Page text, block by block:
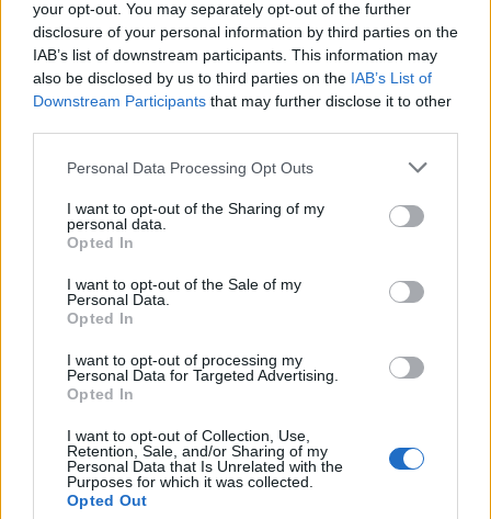
your opt-out. You may separately opt-out of the further
disclosure of your personal information by third parties on the
IAB’s list of downstream participants. This information may
also be disclosed by us to third parties on the IAB’s List of
Downstream Participants that may further disclose it to other
Personal Data Processing Opt Outs
I want to opt-out of the Sharing of my
personal data.
Opted In
I want to opt-out of the Sale of my
Personal Data.
Opted In
I want to opt-out of processing my
Personal Data for Targeted Advertising.
Opted In
I want to opt-out of Collection, Use,
Retention, Sale, and/or Sharing of my
Personal Data that Is Unrelated with the
Purposes for which it was collected.
Opted Out
Ondertussen is het in De Kuip0-1 voor PSV en zien we dat de
Rotterdamse aanval hapert. We zijn benieuwd naar de tweede
helft.
Bizarre wending bij PSV: speler krijgt rood en
PSV begint voorbereiding met gelijkspel: zo ziet
Zo overtuigde PSV Sven Mijnans en bleef Ajax
Video gaat viraal: Peter Bosz kapt interview na
Oranje-vragen abrupt af